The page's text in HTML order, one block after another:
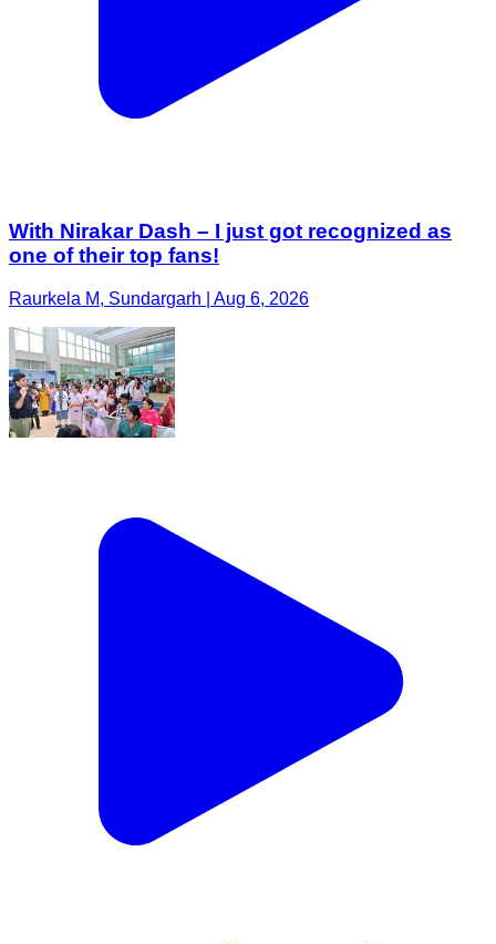
With Nirakar Dash – I just got recognized as
one of their top fans!
Raurkela M, Sundargarh | Aug 6, 2026